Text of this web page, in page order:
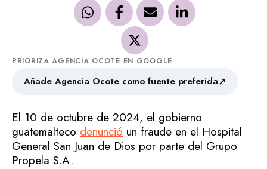
PRIORIZA AGENCIA OCOTE EN GOOGLE
Añade Agencia Ocote como fuente preferida↗
El 10 de octubre de 2024, el gobierno
guatemalteco denunció un fraude en el Hospital
General San Juan de Dios por parte del Grupo
Propela S.A.